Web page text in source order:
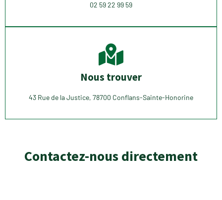
02 59 22 99 59
Nous trouver
43 Rue de la Justice, 78700 Conflans-Sainte-Honorine
Contactez-nous directement